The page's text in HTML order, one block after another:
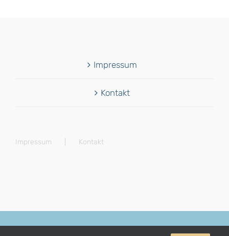
Impressum
Kontakt
Impressum Kontakt